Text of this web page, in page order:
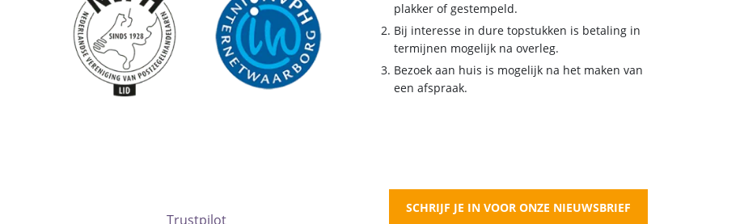
plakker of gestempeld.
Bij interesse in dure topstukken is betaling in
termijnen mogelijk na overleg.
Bezoek aan huis is mogelijk na het maken van
een afspraak.
Trustpilot
SCHRIJF JE IN VOOR ONZE NIEUWSBRIEF